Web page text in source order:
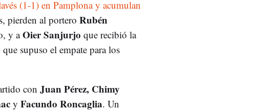
(1-1) en Pamplona y acumulan
pierden al portero Rubén
y aOier Sanjurjo que recibió la
supuso el empate para los
con Juan Pérez, Chimy
y Facundo Roncaglia. Un